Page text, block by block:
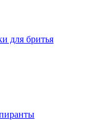
для бритья